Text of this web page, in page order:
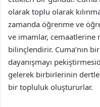
olarak toplu olarak
zamanda öğrenme ve
ve imamlar, cemaatlerine
bilinçlendirir. Cuma’nın
dayanışmayı
gelerek birbirlerinin
bir topluluk oluştururlar.